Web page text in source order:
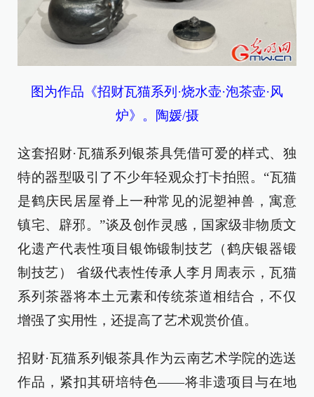
图为作品《招财瓦猫系列·烧水壶·泡茶壶·风
炉》。陶媛/摄
这套招财·瓦猫系列银茶具凭借可爱的样式、独
特的器型吸引了不少年轻观众打卡拍照。“瓦猫
是鹤庆民居屋脊上一种常见的泥塑神兽，寓意
镇宅、辟邪。”谈及创作灵感，国家级非物质文
化遗产代表性项目银饰锻制技艺（鹤庆银器锻
制技艺） 省级代表性传承人李月周表示，瓦猫
系列茶器将本土元素和传统茶道相结合，不仅
增强了实用性，还提高了艺术观赏价值。
招财·瓦猫系列银茶具作为云南艺术学院的选送
作品，紧扣其研培特色——将非遗项目与在地